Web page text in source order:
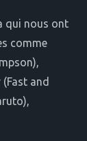
qui nous ont
comme
and